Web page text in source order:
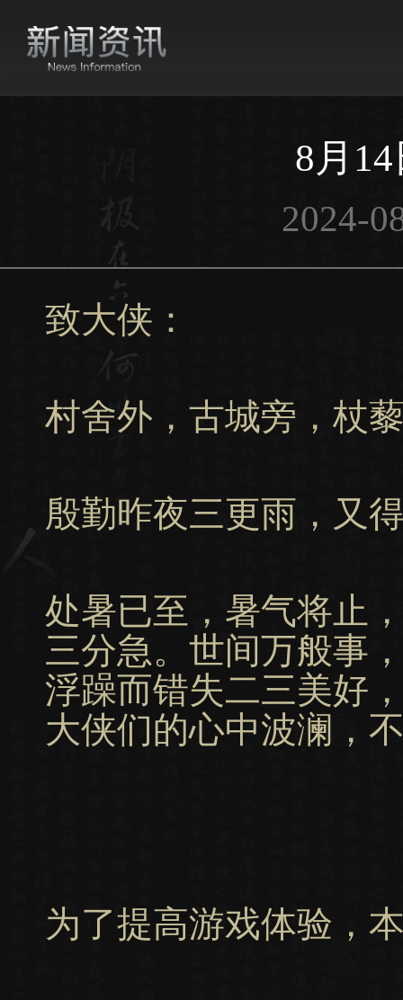
8月
2024-
致大侠：
村舍外，古城旁，杖
殷勤昨夜三更雨，又
处暑已至，暑气将止
三分急。世间万般事
浮躁而错失二三美好
大侠们的心中波澜，
为了提高游戏体验，